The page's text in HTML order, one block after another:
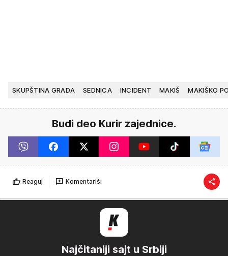
SKUPŠTINA GRADA SEDNICA INCIDENT MAKIŠ MAKIŠKO
Budi deo Kurir zajednice.
Reaguj Komentariši
Najčitaniji sajt u Srbiji